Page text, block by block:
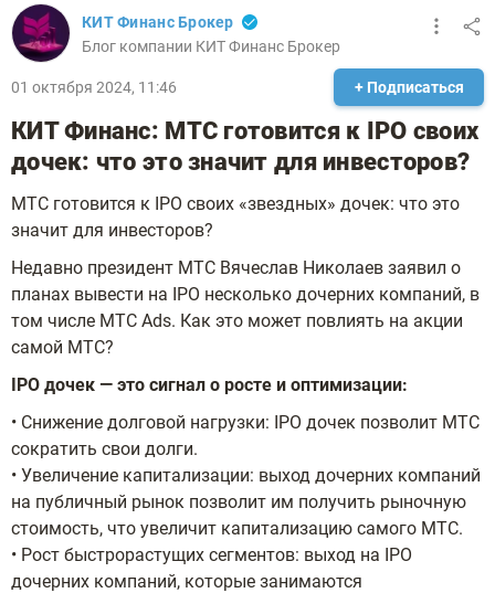
КИТ Финанс Брокер
Блог компании КИТ Финанс Брокер
01 октября 2024, 11:46 + Подписаться
КИТ Финанс: МТС готовится к IPO своих
дочек: что это значит для инвесторов?
МТС готовится к IPO своих «звездных» дочек: что это
значит для инвесторов?
Недавно президент МТС Вячеслав Николаев заявил о
планах вывести на IPO несколько дочерних компаний, в
том числе МТС Ads. Как это может повлиять на акции
самой МТС?
IPO дочек — это сигнал о росте и оптимизации:
• Снижение долговой нагрузки: IPO дочек позволит МТС
сократить свои долги.
• Увеличение капитализации: выход дочерних компаний
на публичный рынок позволит им получить рыночную
стоимость, что увеличит капитализацию самого МТС.
• Рост быстрорастущих сегментов: выход на IPO
дочерних компаний, которые занимаются